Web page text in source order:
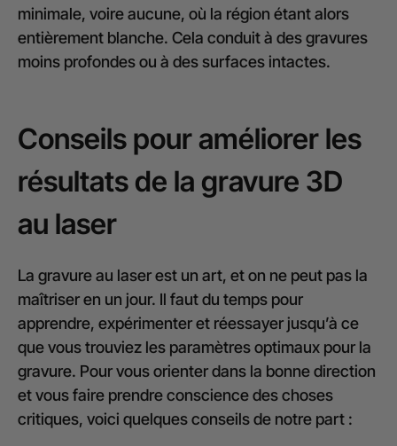
minimale, voire aucune, où la région étant alors
entièrement blanche. Cela conduit à des gravures
moins profondes ou à des surfaces intactes.
Conseils pour améliorer les
résultats de la gravure 3D
au laser
La gravure au laser est un art, et on ne peut pas la
maîtriser en un jour. Il faut du temps pour
apprendre, expérimenter et réessayer jusqu’à ce
que vous trouviez les paramètres optimaux pour la
gravure. Pour vous orienter dans la bonne direction
et vous faire prendre conscience des choses
critiques, voici quelques conseils de notre part :